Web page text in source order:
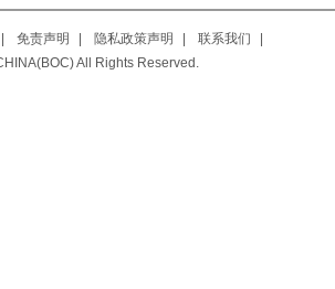
免责声明 隐私政策声明 联系我们
All Rights Reserved.